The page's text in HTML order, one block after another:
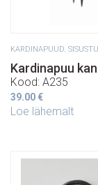
KARDINAPUUD,
Kardinapuu
Kood: A235
39.00 €
Loe lähemalt